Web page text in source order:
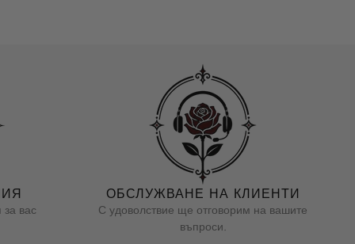
вас
ОБСЛУЖВАНЕ НА КЛИЕНТИ
С удоволствие ще отговорим на вашите
въпроси.